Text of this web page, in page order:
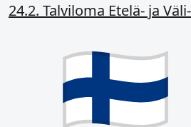
24.2. Talviloma Etelä- ja